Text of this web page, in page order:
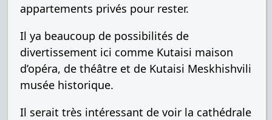
appartements privés pour rester.
Il ya beaucoup de possibilités de
divertissement ici comme Kutaisi maison
d’opéra, de théâtre et de Kutaisi Meskhishvili
musée historique.
Il serait très intéressant de voir la cathédrale